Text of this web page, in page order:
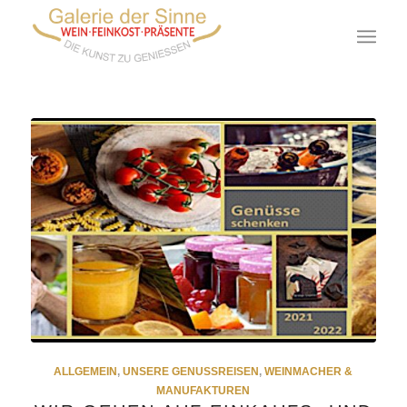
ALLGEMEIN,UNSERE GENUSSREISEN,WEINMACHER &
MANUFAKTUREN